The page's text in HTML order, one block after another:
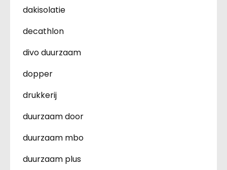
dakisolatie
decathlon
divo duurzaam
dopper
drukkerij
duurzaam door
duurzaam mbo
duurzaam plus